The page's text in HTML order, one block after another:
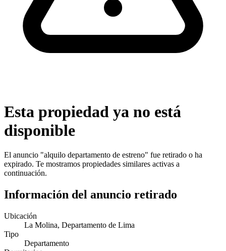
Esta propiedad ya no está
disponible
El anuncio "alquilo departamento de estreno" fue retirado o ha
expirado. Te mostramos propiedades similares activas a
continuación.
Información del anuncio retirado
Ubicación
La Molina, Departamento de Lima
Tipo
Departamento